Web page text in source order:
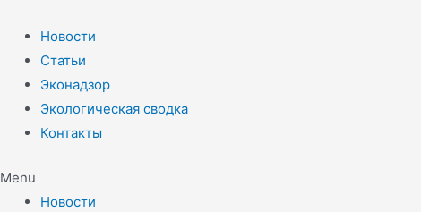
содержимому
Новости
Статьи
Эконадзор
Экологическая сводка
Контакты
Menu
Новости